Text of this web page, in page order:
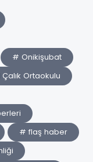
# Onikişubat
Ortaokulu
# flaş haber